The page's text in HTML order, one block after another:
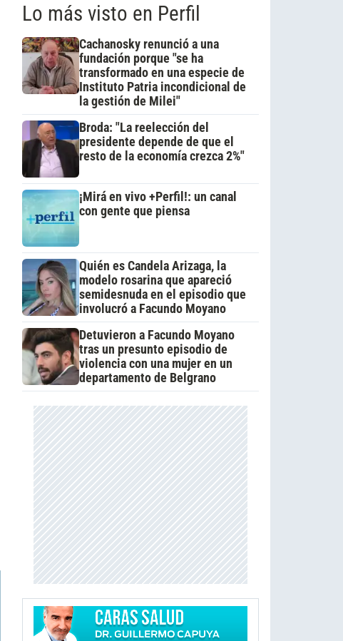
Lo más visto en Perfil
Cachanosky renunció a una
fundación porque "se ha
transformado en una especie de
Instituto Patria incondicional de
la gestión de Milei"
Broda: "La reelección del
presidente depende de que el
resto de la economía crezca 2%"
¡Mirá en vivo +Perfil!: un canal
con gente que piensa
Quién es Candela Arizaga, la
modelo rosarina que apareció
semidesnuda en el episodio que
involucró a Facundo Moyano
Detuvieron a Facundo Moyano
tras un presunto episodio de
violencia con una mujer en un
departamento de Belgrano